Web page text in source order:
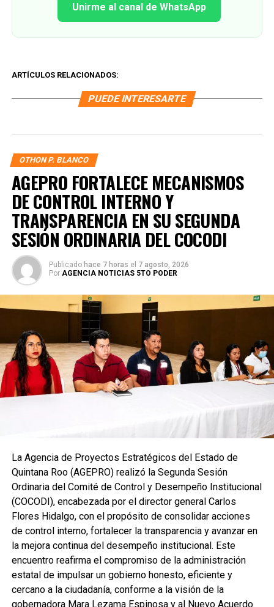
Unirme al canal de WhatsApp
ARTÍCULOS RELACIONADOS:
PUEDE INTERESARTE
OTHON P. BLANCO
AGEPRO FORTALECE MECANISMOS
DE CONTROL INTERNO Y
TRANSPARENCIA EN SU SEGUNDA
SESIÓN ORDINARIA DEL COCODI
Publicado hace 7 horas el 7 agosto, 2026
Por AGENCIA NOTICIAS 5TO PODER
La Agencia de Proyectos Estratégicos del Estado de
Quintana Roo (AGEPRO) realizó la Segunda Sesión
Ordinaria del Comité de Control y Desempeño Institucional
(COCODI), encabezada por el director general Carlos
Flores Hidalgo, con el propósito de consolidar acciones
de control interno, fortalecer la transparencia y avanzar en
la mejora continua del desempeño institucional. Este
encuentro reafirma el compromiso de la administración
estatal de impulsar un gobierno honesto, eficiente y
cercano a la ciudadanía, conforme a la visión de la
gobernadora Mara Lezama Espinosa y al Nuevo Acuerdo